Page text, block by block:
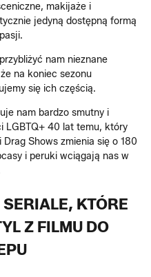
makijaże i
jedyną dostępną formą
nam nieznane
na koniec sezonu
się ich częścią.
nam bardzo smutny i
LGBTQ+ 40 lat temu, który
Shows zmienia się o 180
i peruki wciągają nas w
KTÓRE
Z FILMU DO